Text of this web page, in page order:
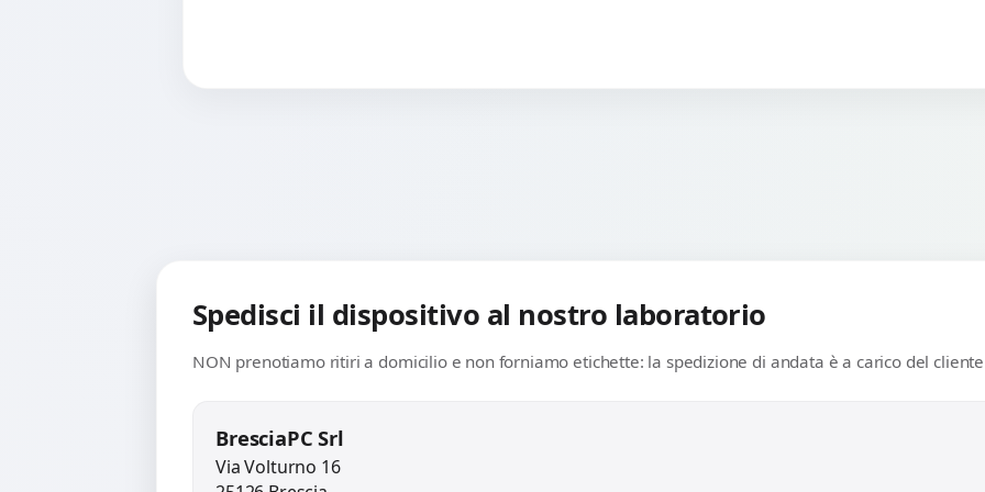
Spedisci il dispositivo al nostro laboratorio
NON prenotiamo ritiri a domicilio e non forniamo etichette: la spedizione di andata è a carico del
BresciaPC Srl
Via Volturno 16